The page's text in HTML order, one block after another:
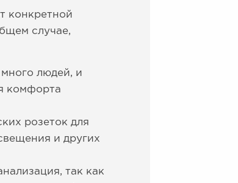
конкретной
случае,
много людей, и
комфорта
розеток для
и других
так как